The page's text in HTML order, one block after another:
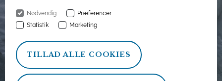
Nødvendig
Præferencer
Statistik
Marketing
TILLAD ALLE COOKIES